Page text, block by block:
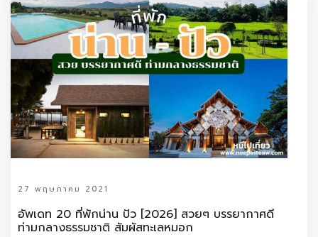
27 พฤษภาคม 2021
อัพเดท 20 ที่พักน่าน ปัว [2026] สวยๆ บรรยากาศดี
ท่ามกลางธรรมชาติ สัมผัสทะเลหมอก